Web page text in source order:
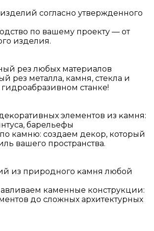
согласно утвержденного
по вашему проекту — от
изделия.
рез любых материалов
рез металла, камня, стекла и
станке!
элементов из ĸамня:
барельефы
по камню: создаем декор, который
вашего пространства.
из природного ĸамня любой
каменные конструкции:
до сложных архитектурных